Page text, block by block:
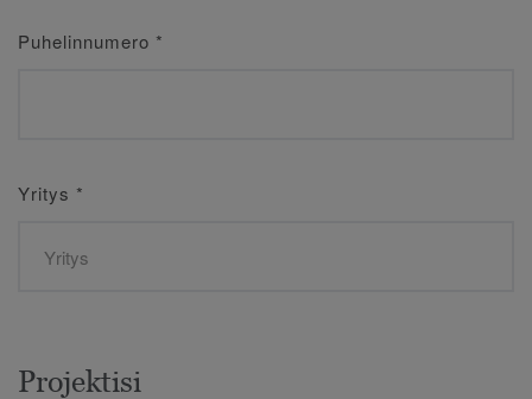
Puhelinnumero *
Yritys *
Projektisi